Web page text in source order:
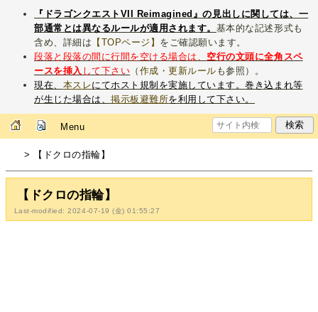
『ドラゴンクエストVII Reimagined』の見出しに関しては、一
部通常とは異なるルールが適用されます。 基本的な記述形式も
含め、詳細は 【TOPページ】 をご確認願います。
段落と段落の間に行間を空ける場合は、 空行の文頭に全角スペ
ースを挿入 して下さい （ 作成・更新ルール も参照）。
現在、 本スレにてホスト規制を実施しています。巻き込まれ等
が生じた場合は、掲示板避難所を利用して下さい。
Menu
> 【ドクロの指輪】
【ドクロの指輪】
Last-modified: 2024-07-19 (金) 01:55:27